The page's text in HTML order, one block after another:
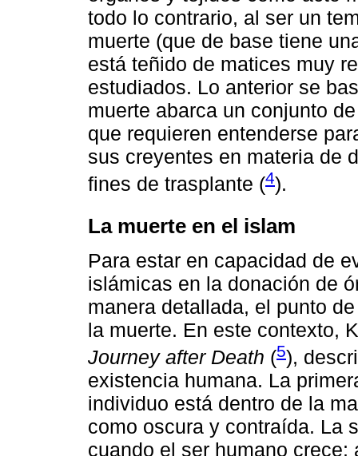
todo lo contrario, al ser un
muerte (que de base tiene
está teñido de matices muy
estudiados. Lo anterior se
muerte abarca un conjunto
que requieren entenderse
sus creyentes en materia de
fines de trasplante (4).
La muerte en el islam
Para estar en capacidad de
islámicas en la donación de
manera detallada, el punto
la muerte. En este contexto,
Journey after Death (5),
existencia humana. La
individuo está dentro de la
como oscura y contraída. La
cuando el ser humano